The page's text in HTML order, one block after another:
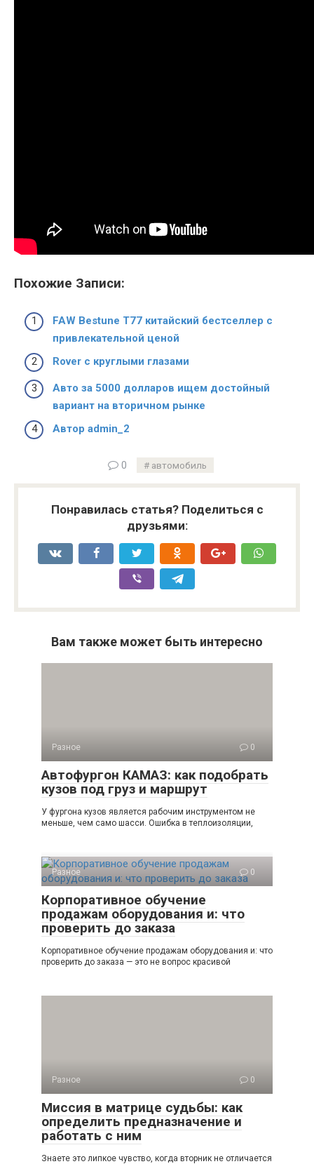
Похожие Записи:
FAW Bestune T77 китайский бестселлер с
привлекательной ценой
Rover с круглыми глазами
Авто за 5000 долларов ищем достойный
вариант на вторичном рынке
Автор admin_2
0 автомобиль
Понравилась статья? Поделиться с
друзьями:
Вам также может быть интересно
Разное 0
Автофургон КАМАЗ: как подобрать
кузов под груз и маршрут
У фургона кузов является рабочим инструментом не
меньше, чем само шасси. Ошибка в теплоизоляции,
Разное 0
Корпоративное обучение
продажам оборудования и: что
проверить до заказа
Корпоративное обучение продажам оборудования и: что
проверить до заказа — это не вопрос красивой
Разное 0
Миссия в матрице судьбы: как
определить предназначение и
работать с ним
Знаете это липкое чувство, когда вторник не отличается